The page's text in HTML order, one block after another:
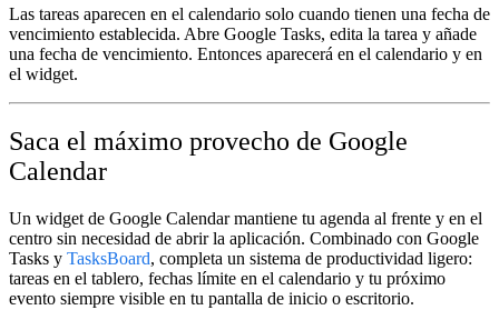
Las tareas aparecen en el calendario solo cuando tienen una fecha de
vencimiento establecida. Abre Google Tasks, edita la tarea y añade
una fecha de vencimiento. Entonces aparecerá en el calendario y en
el widget.
Saca el máximo provecho de Google
Calendar
Un widget de Google Calendar mantiene tu agenda al frente y en el
centro sin necesidad de abrir la aplicación. Combinado con Google
Tasks y TasksBoard, completa un sistema de productividad ligero:
tareas en el tablero, fechas límite en el calendario y tu próximo
evento siempre visible en tu pantalla de inicio o escritorio.